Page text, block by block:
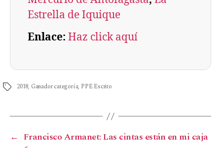
Estrella de Iquique
Enlace: Haz click aquí
2018, Ganador categoría, PPE Escrito
← Francisco Armanet: Las cintas están en mi caja